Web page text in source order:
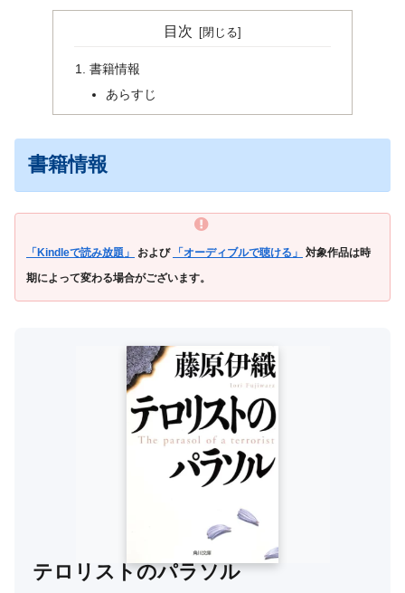
目次
書籍情報
あらすじ
書籍情報
「Kindleで読み放題」 および 「オーディブルで聴ける」
対象作品は時
期によって変わる場合がございます。
テロリストのパラソル